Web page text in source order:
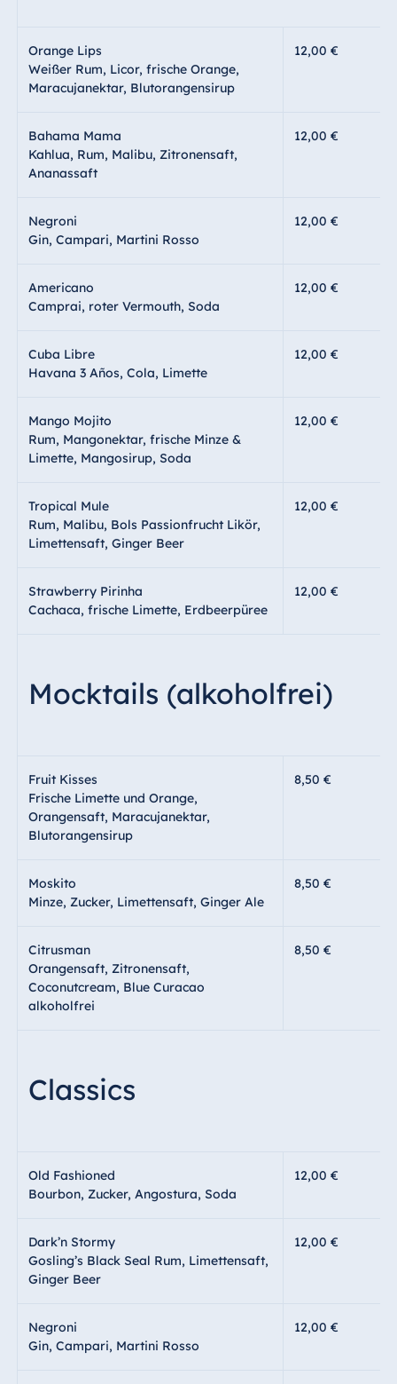
Orange Lips
Weißer Rum, Licor, frische Orange,
Maracujanektar, Blutorangensirup
12,00 €
Bahama Mama
Kahlua, Rum, Malibu, Zitronensaft,
Ananassaft
12,00 €
Negroni
Gin, Campari, Martini Rosso
12,00 €
Americano
Camprai, roter Vermouth, Soda
12,00 €
Cuba Libre
Havana 3 Años, Cola, Limette
12,00 €
Mango Mojito
Rum, Mangonektar, frische Minze &
Limette, Mangosirup, Soda
12,00 €
Tropical Mule
Rum, Malibu, Bols Passionfrucht Likör,
Limettensaft, Ginger Beer
12,00 €
Strawberry Pirinha
Cachaca, frische Limette, Erdbeerpüree
12,00 €
Mocktails (alkoholfrei)
Fruit Kisses
Frische Limette und Orange,
Orangensaft, Maracujanektar,
Blutorangensirup
8,50 €
Moskito
Minze, Zucker, Limettensaft, Ginger Ale
8,50 €
Citrusman
Orangensaft, Zitronensaft,
Coconutcream, Blue Curacao
alkoholfrei
8,50 €
Classics
Old Fashioned
Bourbon, Zucker, Angostura, Soda
12,00 €
Dark’n Stormy
Gosling’s Black Seal Rum, Limettensaft,
Ginger Beer
12,00 €
Negroni
Gin, Campari, Martini Rosso
12,00 €